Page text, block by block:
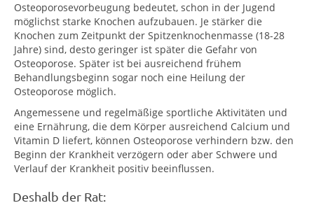
Osteoporosevorbeugung bedeutet, schon in der Jugend
möglichst starke Knochen aufzubauen. Je stärker die
Knochen zum Zeitpunkt der Spitzenknochenmasse (18-28
Jahre) sind, desto geringer ist später die Gefahr von
Osteoporose. Später ist bei ausreichend frühem
Behandlungsbeginn sogar noch eine Heilung der
Osteoporose möglich.
Angemessene und regelmäßige sportliche Aktivitäten und
eine Ernährung, die dem Körper ausreichend Calcium und
Vitamin D liefert, können Osteoporose verhindern bzw. den
Beginn der Krankheit verzögern oder aber Schwere und
Verlauf der Krankheit positiv beeinflussen.
Deshalb der Rat: